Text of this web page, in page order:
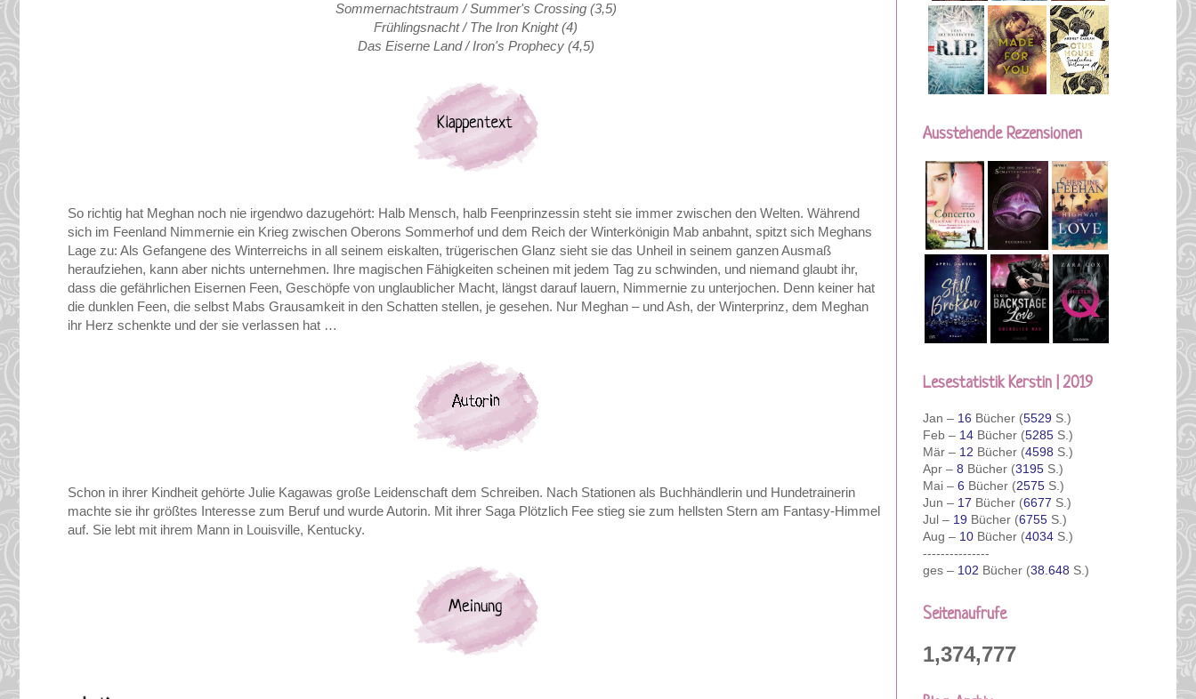
Sommernachtstraum / Summer's Crossing (3,5)
Frühlingsnacht / The Iron Knight (4)
Das Eiserne Land / Iron's Prophecy (4,5)
So richtig hat Meghan noch nie irgendwo dazugehört: Halb Mensch, halb Feenprinzessin steht sie immer zwischen den Welten. Während
sich im Feenland Nimmernie ein Krieg zwischen Oberons Sommerhof und dem Reich der Winterkönigin Mab anbahnt, spitzt sich Meghans
Lage zu: Als Gefangene des Winterreichs in all seinem eiskalten, trügerischen Glanz sieht sie das Unheil in seinem ganzen Ausmaß
heraufziehen, kann aber nichts unternehmen. Ihre magischen Fähigkeiten scheinen mit jedem Tag zu schwinden, und niemand glaubt ihr,
dass die gefährlichen Eisernen Feen, Geschöpfe von unglaublicher Macht, längst darauf lauern, Nimmernie zu unterjochen. Denn keiner hat
die dunklen Feen, die selbst Mabs Grausamkeit in den Schatten stellen, je gesehen. Nur Meghan – und Ash, der Winterprinz, dem Meghan
ihr Herz schenkte und der sie verlassen hat …
Schon in ihrer Kindheit gehörte Julie Kagawas große Leidenschaft dem Schreiben. Nach Stationen als Buchhändlerin und Hundetrainerin
machte sie ihr größtes Interesse zum Beruf und wurde Autorin. Mit ihrer Saga Plötzlich Fee stieg sie zum hellsten Stern am Fantasy-Himmel
auf. Sie lebt mit ihrem Mann in Louisville, Kentucky.
Ausstehende Rezensionen
Lesestatistik Kerstin | 2019
Jan – 16 Bücher (5529 S.)
Feb – 14 Bücher (5285 S.)
Mär – 12 Bücher (4598 S.)
Apr – 8 Bücher (3195 S.)
Mai – 6 Bücher (2575 S.)
Jun – 17 Bücher (6677 S.)
Jul – 19 Bücher (6755 S.)
Aug – 10 Bücher (4034 S.)
---------------
ges – 102 Bücher (38.648 S.)
Seitenaufrufe
1,374,777